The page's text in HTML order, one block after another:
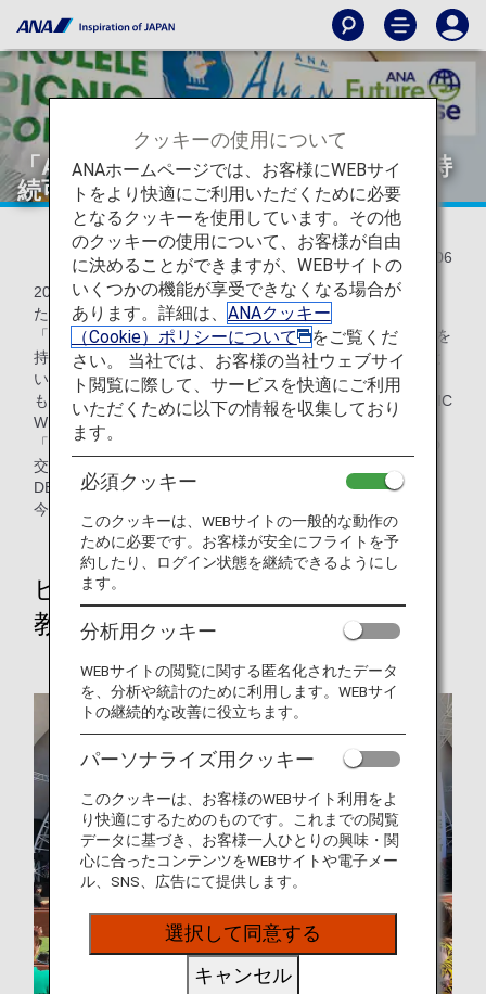
「ANA ʻAha Mele」～ ANA×ハワイの持
続可能なイベントを開催
2023/02/06
2022年11月18-19日に「ANA ʻAha Mele」を開催いたしまし
た。
「ʻAha Mele」とは、ハワイの言葉で「音楽会」という意味を
持ち、音楽を通じてハワイの文化や環境を守っていきたいと
いうANAの思いが込められています。
もともと2019年に初めて開催した「ANA HONOLULU MUSIC
WEEK」をリニューアルし、2022年のエアバスA380型機
「FLYING HONU」の再就航をきっかけに、日本とハワイの
交流人口を増加させると共に、文化継承やお子様への教育、
DEI、環境保全を目的としたイベントへと発展させました。
今回は当日の様子を一部ご紹介いたします。
ピアニスト辻󠄀井伸行さんとの音楽
教室
クッキーの使用について
ANAホームページでは、お客様にWEBサイ
トをより快適にご利用いただくために必要
となるクッキーを使用しています。その他
のクッキーの使用について、お客様が自由
に決めることができますが、WEBサイトの
いくつかの機能が享受できなくなる場合が
あります。詳細は、 ANAクッキー
（Cookie）ポリシーについて
をご覧くだ
さい。 当社では、お客様の当社ウェブサイ
ト閲覧に際して、サービスを快適にご利用
いただくために以下の情報を収集しており
ます。
必須クッキー
このクッキーは、WEBサイトの一般的な動作の
ために必要です。お客様が安全にフライトを予
約したり、ログイン状態を継続できるようにし
ます。
分析用クッキー
WEBサイトの閲覧に関する匿名化されたデータ
を、分析や統計のために利用します。WEBサイ
トの継続的な改善に役立ちます。
パーソナライズ用クッキー
このクッキーは、お客様のWEBサイト利用をよ
り快適にするためのものです。これまでの閲覧
データに基づき、お客様一人ひとりの興味・関
心に合ったコンテンツをWEBサイトや電子メー
ル、SNS、広告にて提供します。
選択して同意する
キャンセル